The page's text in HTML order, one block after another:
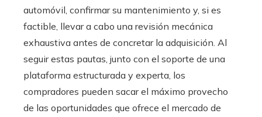
automóvil, confirmar su mantenimiento y, si es
factible, llevar a cabo una revisión mecánica
exhaustiva antes de concretar la adquisición. Al
seguir estas pautas, junto con el soporte de una
plataforma estructurada y experta, los
compradores pueden sacar el máximo provecho
de las oportunidades que ofrece el mercado de